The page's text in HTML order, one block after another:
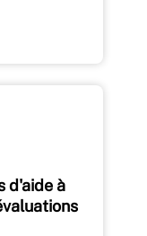
d'aide à